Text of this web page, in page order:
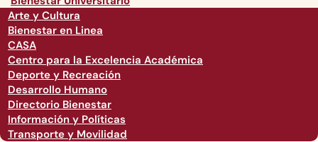
Arte y Cultura
Bienestar en Linea
CASA
Centro para la Excelencia Académica
Deporte y Recreación
Desarrollo Humano
Directorio Bienestar
Información y Políticas
Transporte y Movilidad